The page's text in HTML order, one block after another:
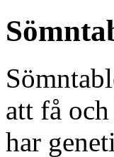
att få
har